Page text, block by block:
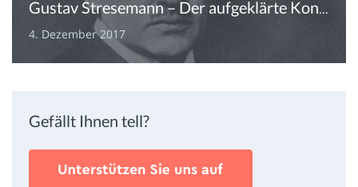
Gustav Stresemann – Der aufgeklärte Konservative
4. Dezember 2017
Gefällt Ihnen tell?